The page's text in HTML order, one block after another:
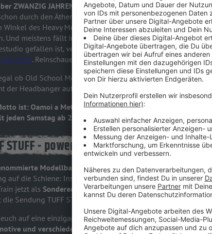
ZWANZIG JAHREN lärmt Tuff Stuff,die größte Heavy Metal
durch den Äther! Jeden Samstag ab 23 Uhr stelltThomas
Winkel des Heavy Metal Kosmos vor - aber die Klassiker
Und meistens fällt irgendwo irgendwas vom LKW. Übrigens -
gefallen ist, verrät euch der Metalmoser immer vor der
Seite. Reinschauen lohnt sich! ;-)
ob Old School Metal, Speed, Thrash, Black, Screamo, Djent
der Headbanger auf seine Kosten!
ist: Oamoi a Mettla, imma a Mettla!Tuff Stuff - Die Heavy
jeden Samstag ab 23.00 Uhr - nur auf ROCK ANTENNE!
STUFF - powered by Märklin & dem Rock
Modellbahn-Marke Märklin bringt mit demRock N
auf die Schiene: Inspiriert von derlegendären AC/DC „Black
jetzt als Sondereditiondurch die Welt der
Sendung TUFF STUFF auf ROCK ANTENNE!
auf eine einzigartige Verbindung aus Heavy Metal und
und verschiedenen Waggons im AC/DC-Design.Ein